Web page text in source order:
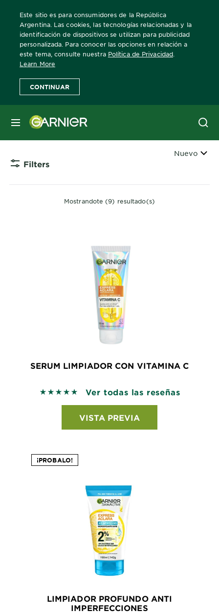
Este sitio es para consumidores de la República
Argentina. Las cookies, las tecnologías relacionadas y la
identificación de dispositivos se utilizan para publicidad
personalizada. Para conocer las opciones en relación a
este tema, consulte nuestra Política de Privacidad
Learn More
CONTINUAR
MENÚ
Home Limpieza
Skin Active.
Filters
Ordenar
Nuevo
Mostrandote (9) resultado(s)
SERUM LIMPIADOR CON VITAMINA C
5 out of 5 stars based on reviews
Ver todas las reseñas
VISTA PREVIA
¡PROBALO!
LIMPIADOR PROFUNDO ANTI
IMPERFECCIONES